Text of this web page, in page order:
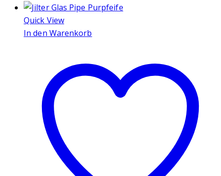
Quick View
In den Warenkorb